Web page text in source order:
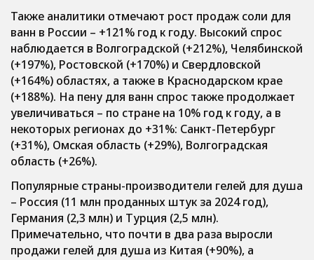
Также аналитики отмечают рост продаж соли для
ванн в России – +121% год к году. Высокий спрос
наблюдается в Волгоградской (+212%), Челябинской
(+197%), Ростовской (+170%) и Свердловской
(+164%) областях, а также в Краснодарском крае
(+188%). На пену для ванн спрос также продолжает
увеличиваться – по стране на 10% год к году, а в
некоторых регионах до +31%: Санкт-Петербург
(+31%), Омская область (+29%), Волгоградская
область (+26%).
Популярные страны-производители гелей для душа
– Россия (11 млн проданных штук за 2024 год),
Германия (2,3 млн) и Турция (2,5 млн).
Примечательно, что почти в два раза выросли
продажи гелей для душа из Китая (+90%), а